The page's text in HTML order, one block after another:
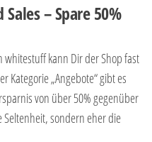
– Spare 50%
kann Dir der Shop fast
Kategorie „Angebote“ gibt es
von über 50% gegenüber
Seltenheit, sondern eher die